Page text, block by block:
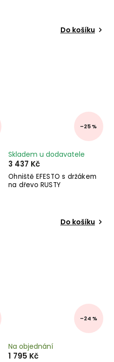
Do košíku
–25 %
Ohniště EFESTO s držákem
na dřevo RUSTY
Skladem u dodavatele
3 437 Kč
Do košíku
–24 %
Na objednání
1 795 Kč